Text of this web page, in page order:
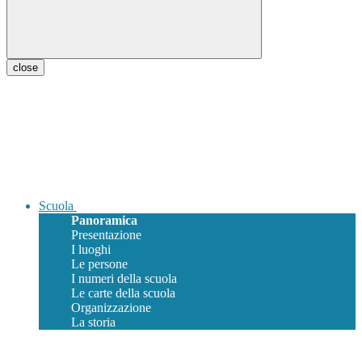
close
Scuola
Panoramica
Presentazione
I luoghi
Le persone
I numeri della scuola
Le carte della scuola
Organizzazione
La storia